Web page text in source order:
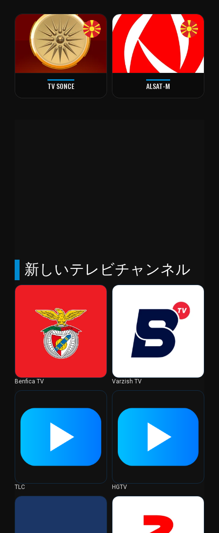
新しいテレビチャンネル
Benfica TV Varzish TV
TLC HGTV
TV SONCE ALSAT-M